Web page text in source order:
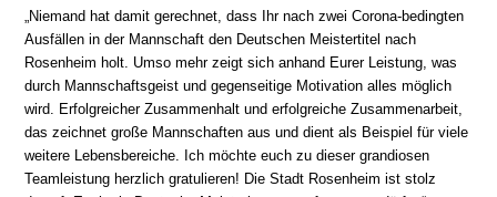
„Niemand hat damit gerechnet, dass Ihr nach zwei Corona-bedingten
Ausfällen in der Mannschaft den Deutschen Meistertitel nach
Rosenheim holt. Umso mehr zeigt sich anhand Eurer Leistung, was
durch Mannschaftsgeist und gegenseitige Motivation alles möglich
wird. Erfolgreicher Zusammenhalt und erfolgreiche Zusammenarbeit,
das zeichnet große Mannschaften aus und dient als Beispiel für viele
weitere Lebensbereiche. Ich möchte euch zu dieser grandiosen
Teamleistung herzlich gratulieren! Die Stadt Rosenheim ist stolz